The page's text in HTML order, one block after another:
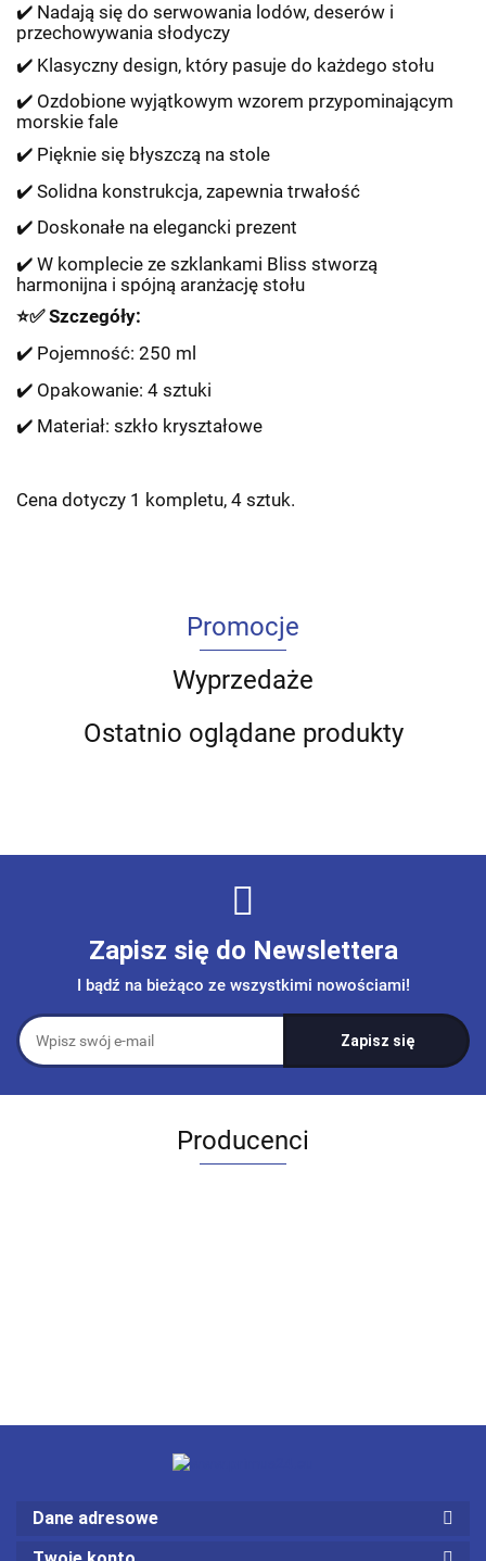
✔️ Nadają się do serwowania lodów, deserów i
przechowywania słodyczy
✔️ Klasyczny design, który pasuje do każdego stołu
✔️ Ozdobione wyjątkowym wzorem przypominającym
morskie fale
✔️ Pięknie się błyszczą na stole
✔️ Solidna konstrukcja, zapewnia trwałość
✔️ Doskonałe na elegancki prezent
✔️ W komplecie ze szklankami Bliss stworzą
harmonijna i spójną aranżację stołu
⭐✅Szczegóły:
✔️ Pojemność: 250 ml
✔️ Opakowanie: 4 sztuki
✔️ Materiał: szkło kryształowe
Cena dotyczy 1 kompletu, 4 sztuk.
Promocje
Wyprzedaże
Ostatnio oglądane produkty
Zapisz się do Newslettera
I bądź na bieżąco ze wszystkimi nowościami!
Producenci
Dane adresowe